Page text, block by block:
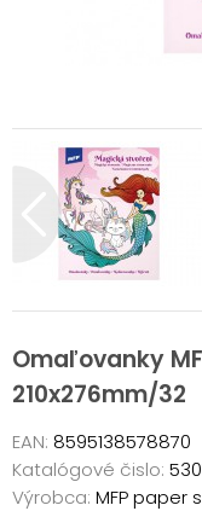
Omaľovanky
210x276mm/32
EAN: 8595138578870
Katalógové čislo:
Výrobca: MFP paper